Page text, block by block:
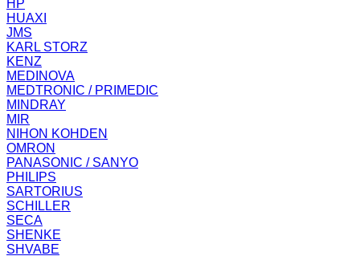
HP
HUAXI
JMS
KARL STORZ
KENZ
MEDINOVA
MEDTRONIC / PRIMEDIC
MINDRAY
MIR
NIHON KOHDEN
OMRON
PANASONIC / SANYO
PHILIPS
SARTORIUS
SCHILLER
SECA
SHENKE
SHVABE